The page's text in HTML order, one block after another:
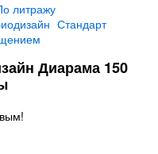
литражу
Стандарт
Диарама 150